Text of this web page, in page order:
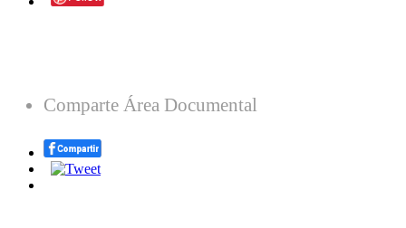
Comparte Área Documental